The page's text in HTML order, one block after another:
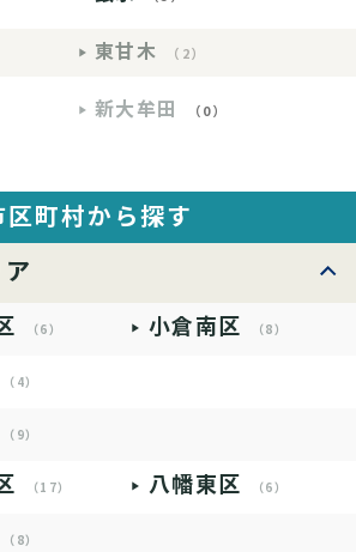
東甘木 （2）
新大牟田 （0）
区町村から探す
（6） 小倉南区 （8）
（4）
（9）
（17） 八幡東区 （6）
（8）